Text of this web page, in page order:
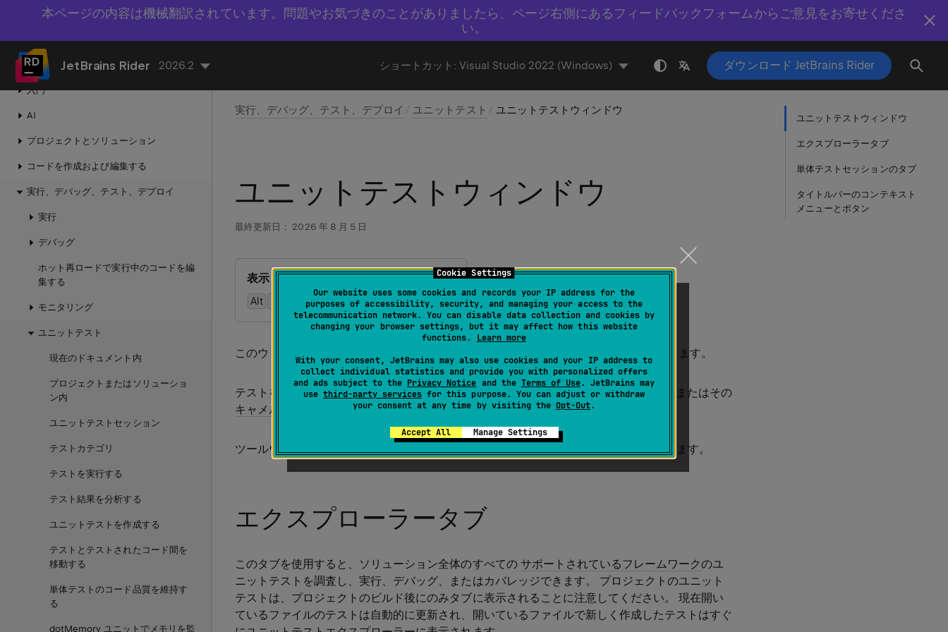
Cookie Settings
Our website uses some cookies and records your IP address for the
purposes of accessibility, security, and managing your access to the
telecommunication network. You can disable data collection and cookies by
changing your browser settings, but it may affect how this website
functions. Learn more
With your consent, JetBrains may also use cookies and your IP address to
collect individual statistics and provide you with personalized offers
and ads subject to the Privacy Notice and the Terms of Use. JetBrains may
use third-party services for this purpose. You can adjust or withdraw
your consent at any time by visiting the Opt-Out.
Accept All Manage Settings
本ページの内容は機械翻訳されています。問題やお気づきのことがありましたら、ページ右側にあるフィードバックフォームからご意見をお寄せくださ
い。
JetBrains Rider 2026.2 ショートカット: Visual Studio 2022 (Windows) ダウンロード JetBrains Rider
入門
AI
プロジェクトとソリューション
コードを作成および編集する
実行、デバッグ、テスト、デプロイ
実行
デバッグ
ホット再ロードで実行中のコードを編
集する
モニタリング
ユニットテスト
現在のドキュメント内
プロジェクトまたはソリューショ
ン内
ユニットテストセッション
テストカテゴリ
テストを実行する
テスト結果を分析する
ユニットテストを作成する
テストとテストされたコード間を
移動する
単体テストのコード品質を維持す
る
dotMemory ユニットでメモリを監
実行、デバッグ、テスト、デプロイ ユニットテスト ユニットテストウィンドウ
ユニットテストウィンドウ
最終更新日： 2026 年 8 月 5 日
表示 | ツールウィンドウ | ユニットテスト
Alt
このウィンドウでは、すべての 単体テストアクティビティ をさまざまなタブで管理できます。
テストを検索するには、フォーカスがこのウィンドウに表示されるとすぐに、テスト名またはその
キャメルハンプ
省略形の入力を開始します。
ツールウィンドウのタブを切り替えるには、 と を押します。
エクスプローラータブ
このタブを使用すると、ソリューション全体のすべての サポートされているフレームワークのユ
ニットテストを調査し、実行、デバッグ、またはカバレッジできます。 プロジェクトのユニット
テストは、プロジェクトのビルド後にのみタブに表示されることに注意してください。 現在開い
ているファイルのテストは自動的に更新され、開いているファイルで新しく作成したテストはすぐ
ユニットテストウィンドウ
エクスプローラータブ
単体テストセッションのタブ
タイトルバーのコンテキスト
メニューとボタン